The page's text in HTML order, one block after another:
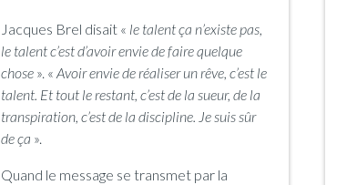
Jacques Brel disait « le talent ça n’existe pas,
le talent c’est d’avoir envie de faire quelque
chose ». « Avoir envie de réaliser un rêve, c’est le
talent. Et tout le restant, c’est de la sueur, de la
transpiration, c’est de la discipline. Je suis sûr
de ça ».
Quand le message se transmet par la